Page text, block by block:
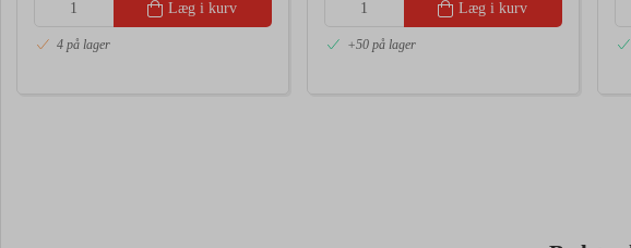
Læg i kurv
4 på lager
Læg i kurv
+50 på lager